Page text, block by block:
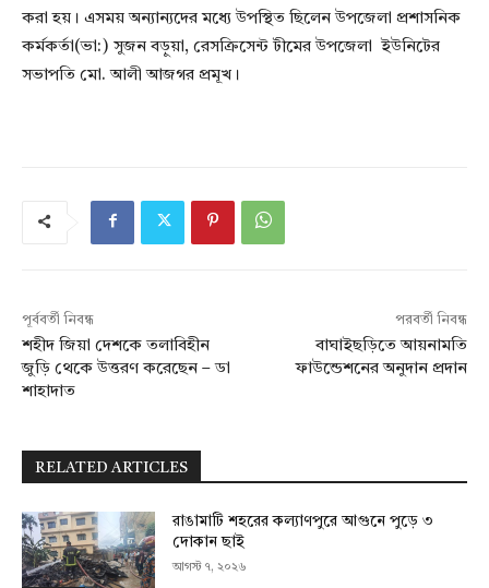
করা হয়। এসময় অন্যান্যদের মধ্যে উপস্থিত ছিলেন উপজেলা প্রশাসনিক
কর্মকর্তা(ভা:) সুজন বড়ুয়া, রেসক্রিসেন্ট টীমের উপজেলা ইউনিটের
সভাপতি মো. আলী আজগর প্রমূখ।
পূর্ববর্তী নিবন্ধ
শহীদ জিয়া দেশকে তলাবিহীন
জুড়ি থেকে উত্তরণ করেছেন – ডা
শাহাদাত
পরবর্তী নিবন্ধ
বাঘাইছড়িতে আয়নামতি
ফাউন্ডেশনের অনুদান প্রদান
RELATED ARTICLES
রাঙামাটি শহরের কল্যাণপুরে আগুনে পুড়ে ৩
দোকান ছাই
আগস্ট ৭, ২০২৬